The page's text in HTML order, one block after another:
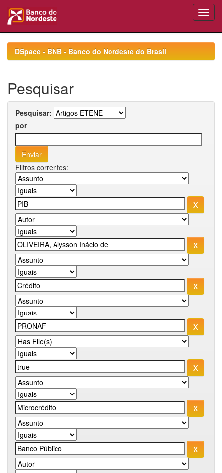
navigationDSpace - BNB - Banco do Nordeste do Brasil
Pesquisar
Pesquisar:
por
Filtros correntes: